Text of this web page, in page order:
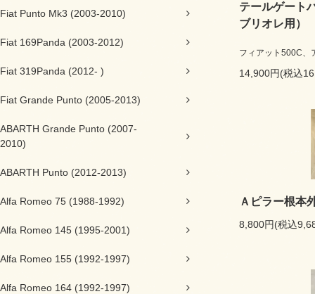
Fiat Punto Mk3 (2003-2010)
Fiat 169Panda (2003-2012)
Fiat 319Panda (2012- )
Fiat Grande Punto (2005-2013)
ABARTH Grande Punto (2007-
2010)
ABARTH Punto (2012-2013)
Alfa Romeo 75 (1988-1992)
Alfa Romeo 145 (1995-2001)
Alfa Romeo 155 (1992-1997)
Alfa Romeo 164 (1992-1997)
テールゲート
ブリオレ用）
フィアット500C、
14,900円(税込
Ａピラー根
8,800円(税込